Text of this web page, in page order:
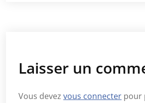
Laisser un
Vous devez vous connecter pour